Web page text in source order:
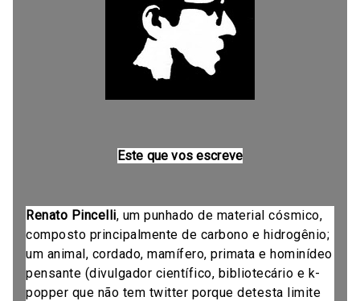
Este que vos escreve
Renato Pincelli, um punhado de material cósmico,
composto principalmente de carbono e hidrogênio;
um animal, cordado, mamífero, primata e hominídeo
pensante (divulgador científico, bibliotecário e k-
popper que não tem twitter porque detesta limite